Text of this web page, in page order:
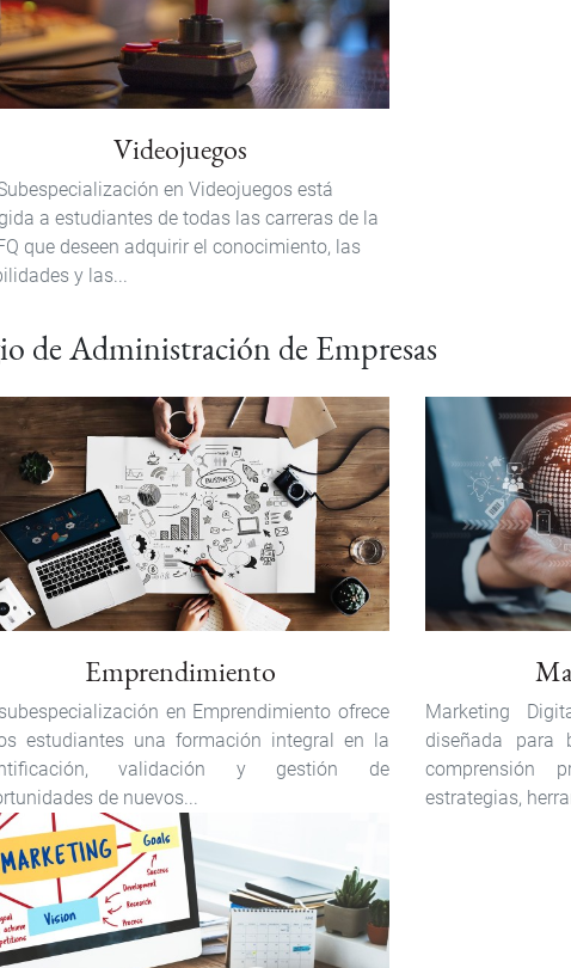
Videojuegos
en Videojuegos está
a estudiantes de todas las carreras de la
que deseen adquirir el conocimiento, las
y las...
de Administración de Empresas
Emprendimiento
en Emprendimiento ofrece
estudiantes una formación integral en la
validación y gestión de
de nuevos...
Marketing
diseñada para
comprensión
estrategias,